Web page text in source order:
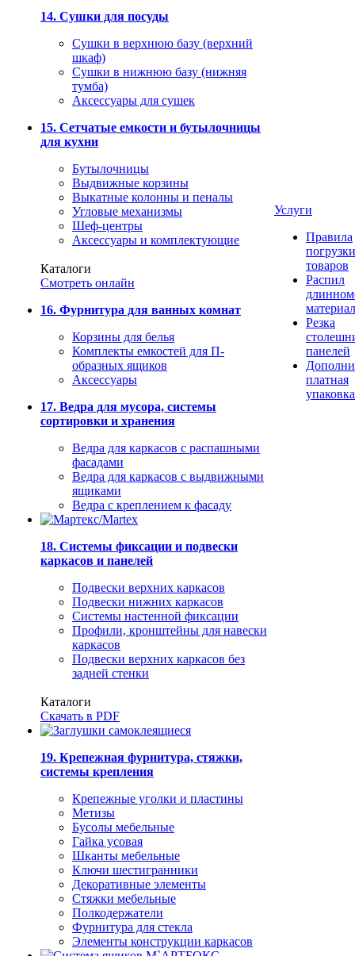
14. Сушки для посуды
Сушки в верхнюю базу (верхний
шкаф)
Сушки в нижнюю базу (нижняя
тумба)
Аксессуары для сушек
15. Сетчатые емкости и бутылочницы
для кухни
Бутылочницы
Выдвижные корзины
Выкатные колонны и пеналы
Угловые механизмы
Шеф-центры
Аксессуары и комплектующие
Каталоги
Смотреть онлайн
16. Фурнитура для ванных комнат
Корзины для белья
Комплекты емкостей для П-
образных ящиков
Аксессуары
17. Ведра для мусора, системы
сортировки и хранения
Ведра для каркасов с распашными
фасадами
Ведра для каркасов с выдвижными
ящиками
Ведра с креплением к фасаду
18. Системы фиксации и подвески
каркасов и панелей
Подвески верхних каркасов
Подвески нижних каркасов
Системы настенной фиксации
Профили, кронштейны для навески
каркасов
Подвески верхних каркасов без
задней стенки
Каталоги
Скачать в PDF
19. Крепежная фурнитура, стяжки,
системы крепления
Крепежные уголки и пластины
Метизы
Бусолы мебельные
Гайка усовая
Шканты мебельные
Ключи шестигранники
Декоративные элементы
Стяжки мебельные
Полкодержатели
Фурнитура для стекла
Элементы конструкции каркасов
Услуги
Правила
погрузки
товаров
Распил
Резка
панелей
платная
упаковка